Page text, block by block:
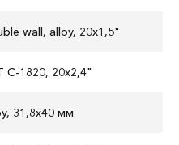
wall, alloy, 20x1,5"
C-1820, 20x2,4"
31,8x40 мм